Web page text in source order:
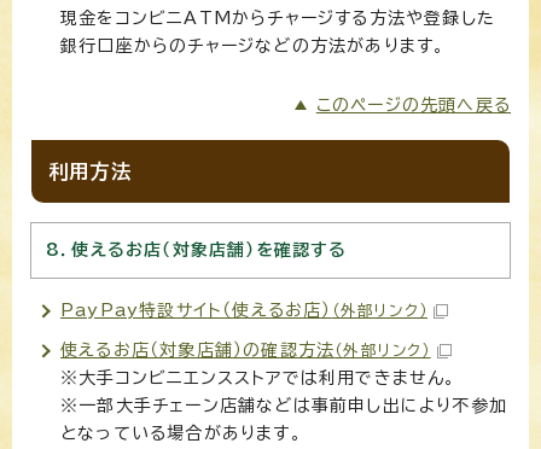
現金をコンビニATMからチャージする方法や登録した
銀行口座からのチャージなどの方法があります。
このページの先頭へ戻る
利用方法
8．使えるお店（対象店舗）を確認する
PayPay特設サイト（使えるお店） （外部リンク）
使えるお店（対象店舗）の確認方法 （外部リンク）
※大手コンビニエンスストアでは利用できません。
※一部大手チェーン店舗などは事前申し出により不参加
となっている場合があります。